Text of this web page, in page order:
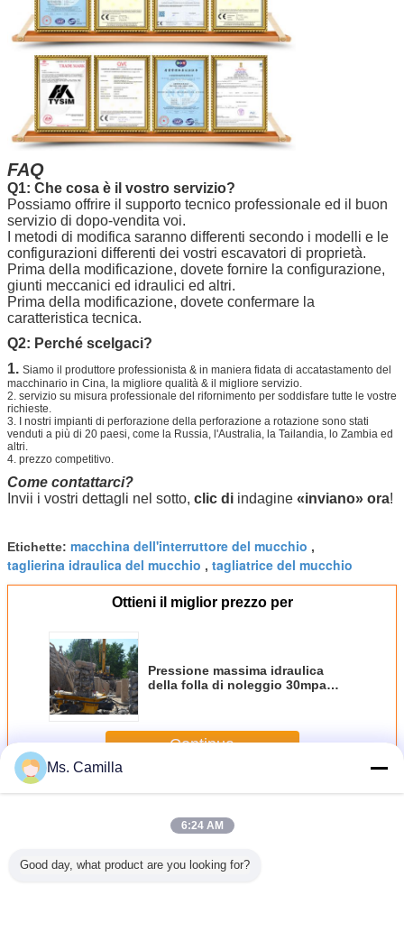
FAQ
Q1: Che cosa è il vostro servizio?
Possiamo offrire il supporto tecnico professionale ed il buon
servizio di dopo-vendita voi.
I metodi di modifica saranno differenti secondo i modelli e le
configurazioni differenti dei vostri escavatori di proprietà.
Prima della modificazione, dovete fornire la configurazione,
giunti meccanici ed idraulici ed altri.
Prima della modificazione, dovete confermare la
caratteristica tecnica.
Q2: Perché scelgaci?
1. Siamo il produttore professionista & in maniera fidata di accatastamento del
macchinario in Cina, la migliore qualità & il migliore servizio.
2. servizio su misura professionale del rifornimento per soddisfare tutte le vostre
richieste.
3. I nostri impianti di perforazione della perforazione a rotazione sono stati
venduti a più di 20 paesi, come la Russia, l'Australia, la Tailandia, lo Zambia ed
altri.
4. prezzo competitivo.
Come contattarci?
Invii i vostri dettagli nel sotto, clic di indagine «inviano» ora!
Etichette: macchina dell'interruttore del mucchio ,
taglierina idraulica del mucchio , tagliatrice del mucchio
Ottieni il miglior prezzo per
Pressione massima idraulica
della folla di noleggio 30mpa
taglio
Continua
PiùInterruttore idraulico del mucchio
Ms. Camilla
6:24 AM
Good day, what product are you looking for?